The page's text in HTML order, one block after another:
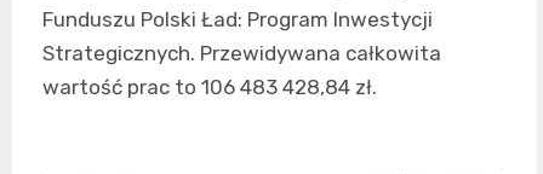
Funduszu Polski Ład: Program Inwestycji
Strategicznych. Przewidywana całkowita
wartość prac to 106 483 428,84 zł.